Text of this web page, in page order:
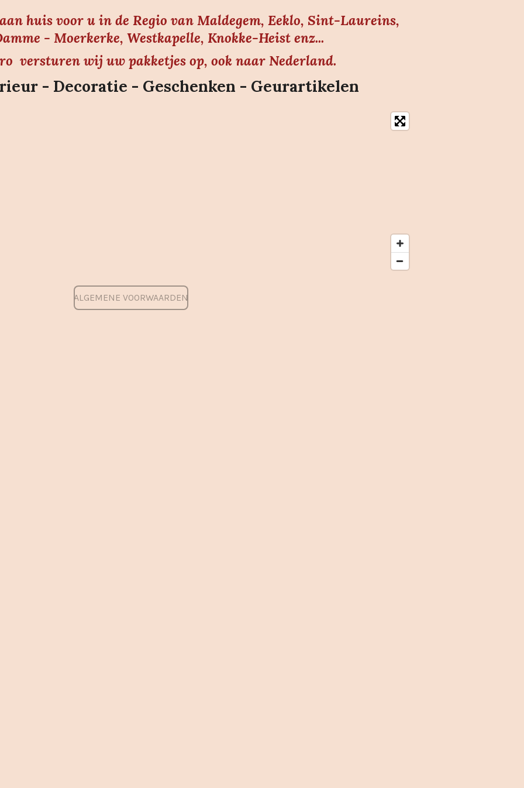
huis voor u in de Regio van Maldegem, Eeklo, Sint-Laureins,
- Moerkerke, Westkapelle, Knokke-Heist enz...
versturen wij uw pakketjes op, ook naar Nederland.
- Decoratie - Geschenken - Geurartikelen
ALGEMENE VOORWAARDEN